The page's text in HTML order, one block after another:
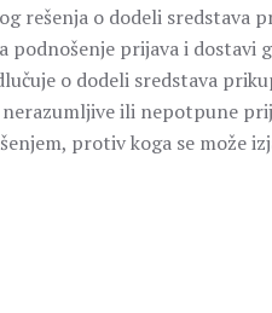
rešenja o dodeli
podnošenje prijava i dostavi
o dodeli sredstava
ili nepotpune
protiv koga se može